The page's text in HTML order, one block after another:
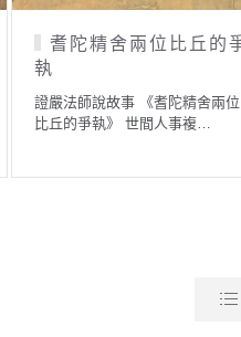
耆陀精舍兩位比丘的
執
證嚴法師說故事 《耆陀精舍兩位
比丘的爭執》 世間人事複…